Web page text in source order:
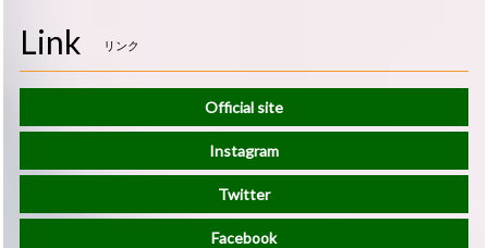
Link リンク
Official site
Instagram
Twitter
Facebook